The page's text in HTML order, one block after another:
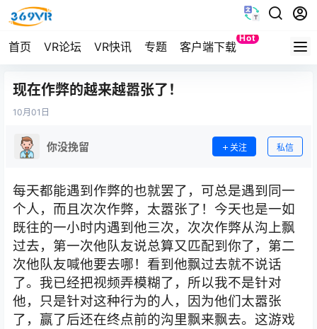
首页 VR论坛 VR快讯 专题 客户端下载
Hot
Quest
现在作弊的越来越嚣张了！
10月 01日
你没挽留 关注 私信
每天都能遇到作弊的也就罢了，可总是遇到同一
个人，而且次次作弊，太嚣张了！今天也是一如
既往的一小时内遇到他三次，次次作弊从沟上飘
过去，第一次他队友说总算又匹配到你了，第二
次他队友喊他要去哪！看到他飘过去就不说话
了。我已经把视频弄模糊了，所以我不是针对
他，只是针对这种行为的人，因为他们太嚣张
了，赢了后还在终点前的沟里飘来飘去。这游戏